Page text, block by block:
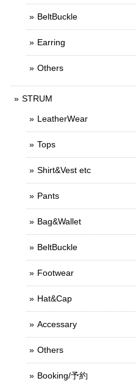
BeltBuckle
Earring
Others
STRUM
LeatherWear
Tops
Shirt&Vest etc
Pants
Bag&Wallet
BeltBuckle
Footwear
Hat&Cap
Accessary
Others
Booking/予約